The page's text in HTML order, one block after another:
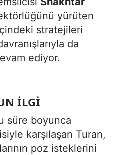
yürüten
stratejileri
da
ediyor.
İLGI
süre boyunca
karşılaşan Turan,
poz isteklerini